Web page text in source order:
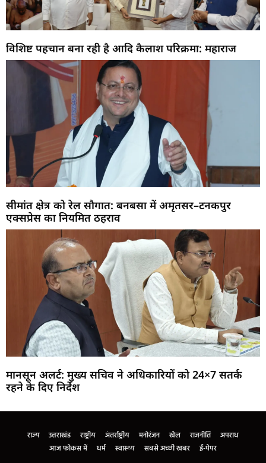
विशिष्ट पहचान बना रही है आदि कैलाश परिक्रमा: महाराज
सीमांत क्षेत्र को रेल सौगात: बनबसा में अमृतसर–टनकपुर
एक्सप्रेस का नियमित ठहराव
मानसून अलर्ट: मुख्य सचिव ने अधिकारियों को 24×7 सतर्क
रहने के दिए निर्देश
राज्य उत्तराखंड राष्ट्रीय अंतर्राष्ट्रीय मनोरंजन खेल राजनीति
अपराध
आज फोकस में
धर्म स्वास्थ्य सबसे अच्छी खबर ई-पेपर